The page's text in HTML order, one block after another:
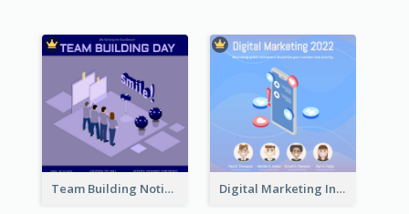
Team Building Notification Post With Isometric Diagram Digital Marketing Instagram Post With Isometric Graphics